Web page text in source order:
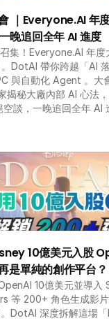
｜Everyone.AI 年
晚追回全年 AI 進度
集！Everyone.AI 年度
。DotAI 帶你跨越「AI
與自動化 Agent 。大
揭秘大廠內部 AI 心法
談，一晚追回全年 AI
10億美元入股
是單純的創作平台？
10億美元並導入
等 200+ 角色生成影
DotAI 深度拆解這場